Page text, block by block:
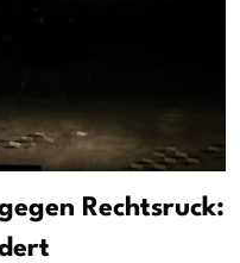
Rechtsruck: